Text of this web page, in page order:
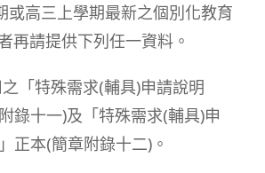
或高三上學期最新之個別化教育
再請提供下列任一資料。
「特殊需求(輔具)申請說明
錄十一)及「特殊需求(輔具)申
正本(簡章附錄十二)。